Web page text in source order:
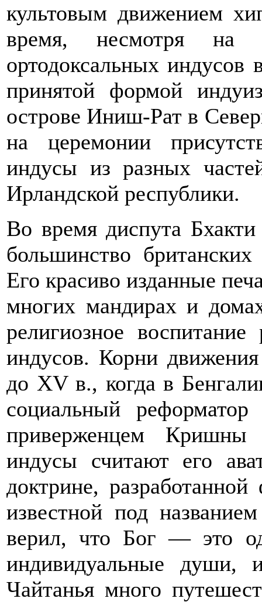
культовым движением
время, несмотря на
ортодоксальных индусов
принятой формой
острове Иниш-Рат в
на церемонии
индусы из разных
Ирландской республики.
Во время диспута
большинство
Его красиво изданные
многих мандирах и
религиозное
индусов. Корни
до XV в., когда в
социальный
приверженцем Кришны
индусы считают его
доктрине,
известной под
верил, что Бог — это
индивидуальные души,
Чайтанья много